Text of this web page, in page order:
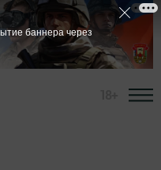
баннера через